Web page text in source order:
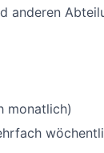
anderen
monatlich)